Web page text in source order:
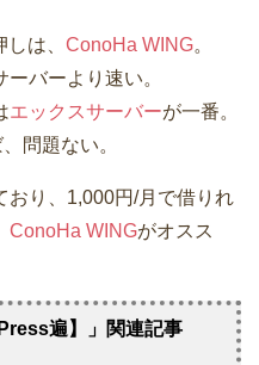
は、 ConoHa WING。
バーより速い。
エックスサーバーが一番。
問題ない。
おり、1,000円/月で借りれ
ConoHa WINGがオスス
遍】」関連記事